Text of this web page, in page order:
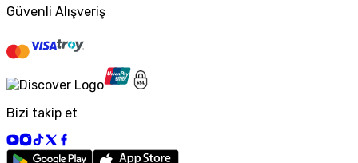
Güvenli Alışveriş
Bizi takip et